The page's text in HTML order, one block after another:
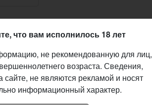
что вам исполнилось 18 лет
не рекомендованную для лиц,
возраста. Сведения,
не являются рекламой и носят
информационный характер.